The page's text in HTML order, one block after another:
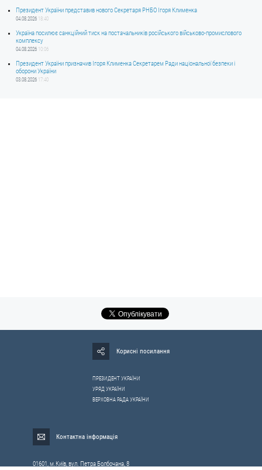
Президент України представив нового Секретаря РНБО Ігоря Клименка
04.08.2026 18:40
Україна посилює санкційний тиск на постачальників російського військово-промислового
комплексу
04.08.2026 10:06
Президент України призначив Ігоря Клименка Секретарем Ради національної безпеки і
оборони України
03.08.2026 17:40
Корисні посилання
ПРЕЗИДЕНТ УКРАЇНИ
УРЯД УКРАЇНИ
ВЕРХОВНА РАДА УКРАЇНИ
Контактна інформація
01601, м.Київ, вул. Петра Болбочана, 8